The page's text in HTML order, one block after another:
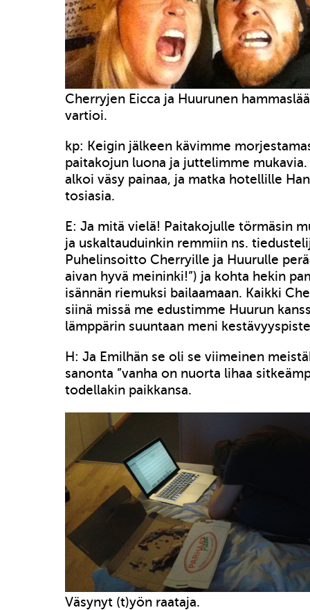
Cherryjen Eicca ja Huurunen
vartioi.
kp: Keigin jälkeen kävimme
paitakojun luona ja juttelimme mukavia.
alkoi väsy painaa, ja matka hotellille
tosiasia.
E: Ja mitä vielä! Paitakojulle törmäsin
ja uskaltauduinkin remmiin ns.
Puhelinsoitto Cherryille ja Huurulle
aivan hyvä meininki!”) ja kohta hekin
isännän riemuksi bailaamaan. Kaikki
siinä missä me edustimme Huurun
lämppärin suuntaan meni
H: Ja Emilhän se oli se viimeinen
sanonta ”vanha on nuorta lihaa
todellakin paikkansa.
Väsynyt (t)yön raataja.